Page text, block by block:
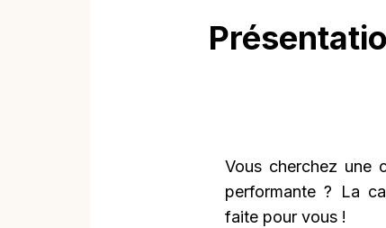
Vous cherchez une
performante ? La
faite pour vous !